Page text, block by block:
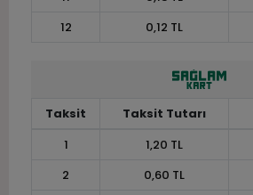
12
0,12 TL
Taksit Taksit Tutarı
1
1,20 TL
2
0,60 TL